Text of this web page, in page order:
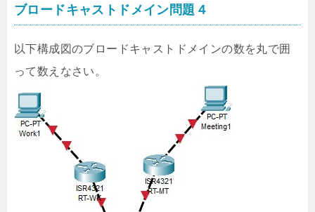
ブロードキャストドメイン問題４
以下構成図のブロードキャストドメインの数を丸で囲
って数えなさい。